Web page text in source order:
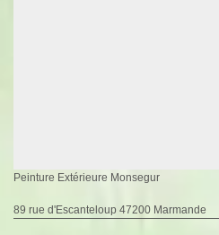
Peinture Extérieure Monsegur
89 rue d'Escanteloup 47200 Marmande